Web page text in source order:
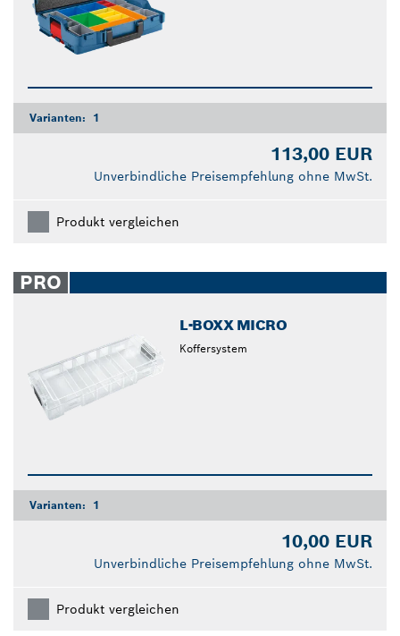
Varianten: 1
113,00 EUR
Unverbindliche Preisempfehlung ohne MwSt.
Produkt vergleichen
PRO
L-BOXX MICRO
Koffersystem
Varianten: 1
10,00 EUR
Unverbindliche Preisempfehlung ohne MwSt.
Produkt vergleichen